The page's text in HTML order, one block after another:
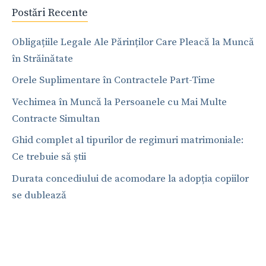
Postări Recente
Obligațiile Legale Ale Părinților Care Pleacă la Muncă
în Străinătate
Orele Suplimentare în Contractele Part-Time
Vechimea în Muncă la Persoanele cu Mai Multe
Contracte Simultan
Ghid complet al tipurilor de regimuri matrimoniale:
Ce trebuie să știi
Durata concediului de acomodare la adopția copiilor
se dublează